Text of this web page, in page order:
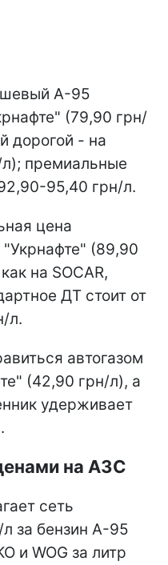
А-95
(79,90 грн/
дорогой - на
л); премиальные
95,40 грн/л.
цена
"Укрнафте" (89,90
на SOCAR,
ДТ стоит от
л.
автогазом
(42,90 грн/л), а
удерживает
на АЗС
сеть
за бензин А-95
и WOG за литр